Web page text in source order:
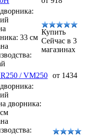
33 см
Купить
Сейчас в 3
магазинах
/ VM250 от 1434
дворника: